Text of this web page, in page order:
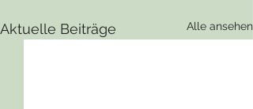
Aktuelle Beiträge Alle ansehen